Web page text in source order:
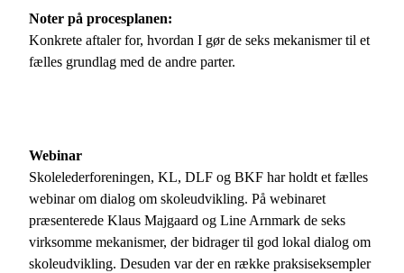
Noter på procesplanen:
Konkrete aftaler for, hvordan I gør de seks mekanismer til et
fælles grundlag med de andre parter.
Webinar
Skolelederforeningen, KL, DLF og BKF har holdt et fælles
webinar om dialog om skoleudvikling. På webinaret
præsenterede Klaus Majgaard og Line Arnmark de seks
virksomme mekanismer, der bidrager til god lokal dialog om
skoleudvikling. Desuden var der en række praksiseksempler